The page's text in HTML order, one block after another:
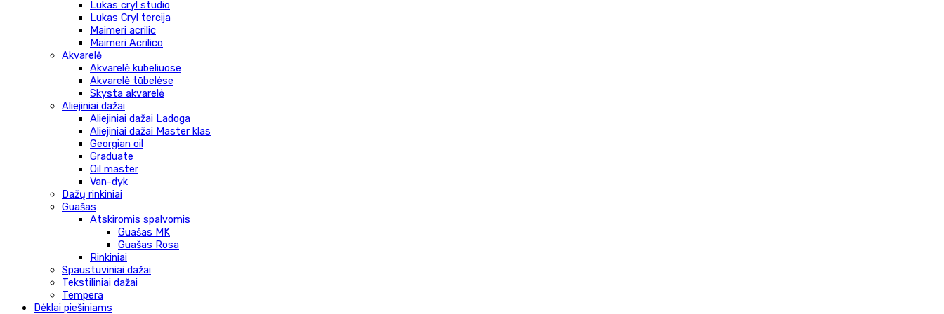
Lukas cryl studio
Lukas Cryl tercija
Maimeri acrilic
Maimeri Acrilico
Akvarelė
Akvarelė kubeliuose
Akvarelė tūbelėse
Skysta akvarelė
Aliejiniai dažai
Aliejiniai dažai Ladoga
Aliejiniai dažai Master klas
Georgian oil
Graduate
Oil master
Van-dyk
Dažų rinkiniai
Guašas
Atskiromis spalvomis
Guašas MK
Guašas Rosa
Rinkiniai
Spaustuviniai dažai
Tekstiliniai dažai
Tempera
Dėklai piešiniams